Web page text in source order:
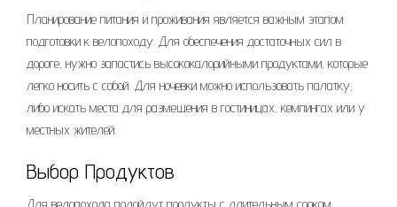
Планирование питания и проживания является важным этапом
подготовки к велопоходу. Для обеспечения достаточных сил в
дороге, нужно запастись высококалорийными продуктами, которые
легко носить с собой. Для ночевки можно использовать палатку,
либо искать места для размещения в гостиницах, кемпингах или у
местных жителей.
Выбор Продуктов